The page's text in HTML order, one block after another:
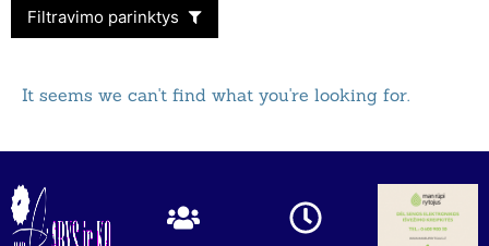
Filtravimo parinktys
It seems we can't find what you're looking for.